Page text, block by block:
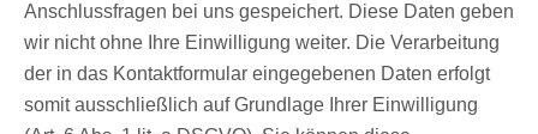
Anschlussfragen bei uns gespeichert. Diese Daten geben
wir nicht ohne Ihre Einwilligung weiter. Die Verarbeitung
der in das Kontaktformular eingegebenen Daten erfolgt
somit ausschließlich auf Grundlage Ihrer Einwilligung